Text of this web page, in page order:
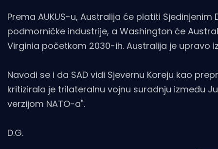
Prema AUKUS-u, Australija će platiti
podmorničke industrije, a Washington će
Virginia početkom 2030-ih. Australija je upravo
Navodi se i da SAD vidi Sjevernu Koreju kao
kritizirala je trilateralnu vojnu suradnju između
verzijom NATO-a".
D.G.